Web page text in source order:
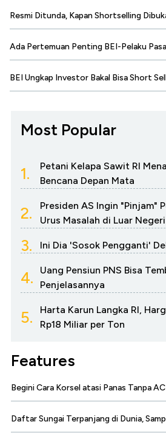
Resmi Ditunda, Kapan Shortselling
Ada Pertemuan Penting BEI-Pelaku
BEI Ungkap Investor Bakal Bisa Short
Most Popular
1.
Petani Kelapa Sawit RI
Bencana Depan Mata
2.
Presiden AS Ingin "Pinjam"
Urus Masalah di Luar Negeri
3. Ini Dia 'Sosok Pengganti'
4.
Uang Pensiun PNS Bisa
Penjelasannya
5.
Harta Karun Langka RI,
Rp18 Miliar per Ton
Features
Begini Cara Korsel atasi Panas Tanpa
Daftar Sungai Terpanjang di Dunia,